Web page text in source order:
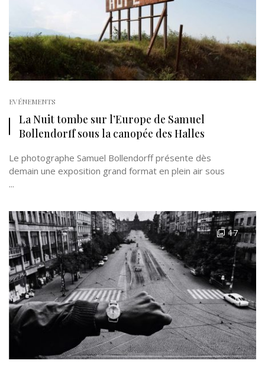
EVÉNEMENTS
La Nuit tombe sur l’Europe de Samuel
Bollendorff sous la canopée des Halles
Le photographe Samuel Bollendorff présente dès
demain une exposition grand format en plein air sous
...
17